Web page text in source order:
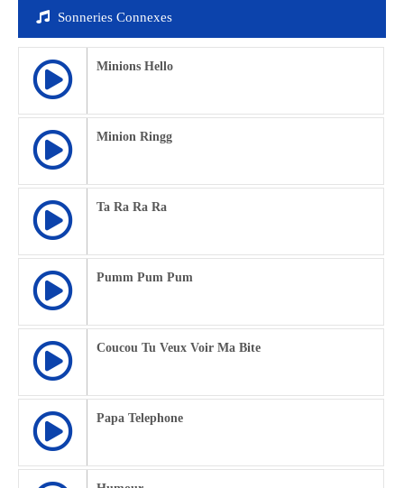
Sonneries Connexes
Minions Hello
Minion Ringg
Ta Ra Ra Ra
Pumm Pum Pum
Coucou Tu Veux Voir Ma Bite
Papa Telephone